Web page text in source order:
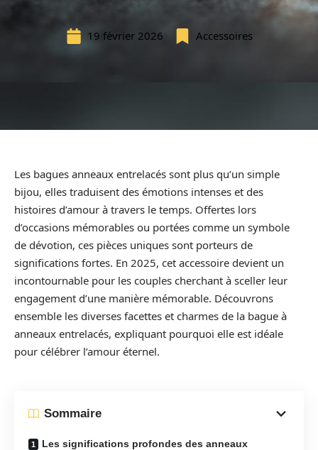
19 février 2026 Accessoires
Les bagues anneaux entrelacés sont plus qu’un simple
bijou, elles traduisent des émotions intenses et des
histoires d’amour à travers le temps. Offertes lors
d’occasions mémorables ou portées comme un symbole
de dévotion, ces pièces uniques sont porteurs de
significations fortes. En 2025, cet accessoire devient un
incontournable pour les couples cherchant à sceller leur
engagement d’une manière mémorable. Découvrons
ensemble les diverses facettes et charmes de la bague à
anneaux entrelacés, expliquant pourquoi elle est idéale
pour célébrer l’amour éternel.
Sommaire
Les significations profondes des anneaux